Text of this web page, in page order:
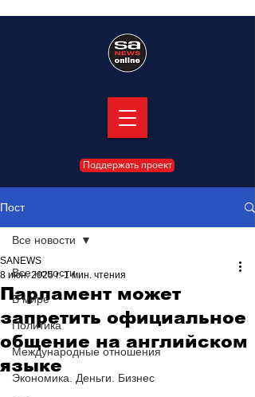
Поддержать проект
Пост
Все новости
В мире
Политика
Международные отношения
Экономика. Деньги. Бизнес
Все новости
Парламент может
запретить официальное
общение на английском
языке
SANEWS
8 июн. 2025 г. 1 мин. чтения